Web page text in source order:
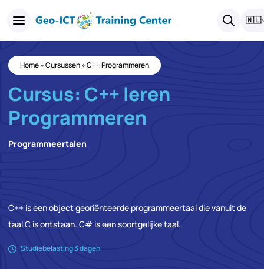
🇳🇱
Home»Cursussen»C++ Programmeren
Cursus: C++ leren
Programmeren
Programmeertalen
C++ is een object georiënteerde programmeertaal die vanuit de
taal C is ontstaan. C# is een soortgelijke taal.
Studiebelasting 3 dagen